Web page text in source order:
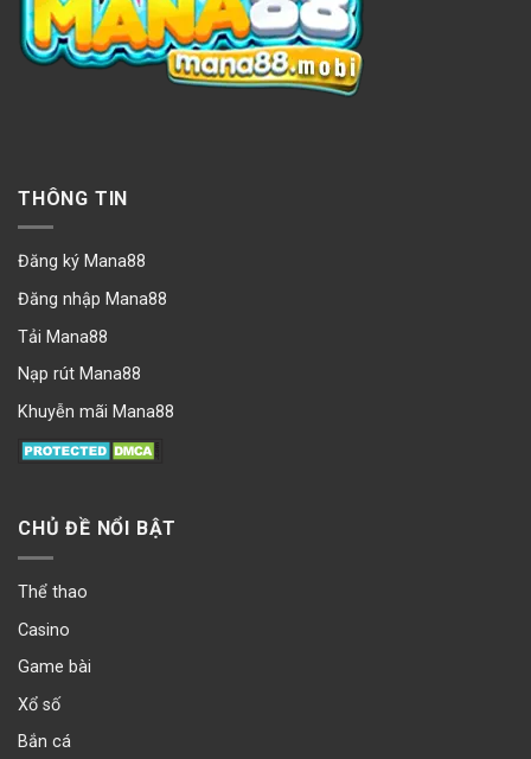
THÔNG TIN
Đăng ký Mana88
Đăng nhập Mana88
Tải Mana88
Nạp rút Mana88
Khuyễn mãi Mana88
CHỦ ĐỀ NỔI BẬT
Thể thao
Casino
Game bài
Xổ số
Bắn cá